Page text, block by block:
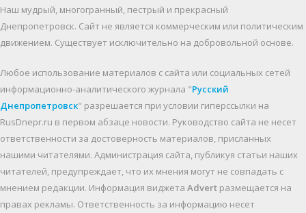
Наш мудрый, многогранный, пестрый и прекрасный
Днепропетровск. Cайт не является коммерческим или политическим
движением. Существует исключительно на добровольной основе.
Любое использование материалов c сайта или социальных сетей
информационно-аналитического журнала "Русский
Днепропетровск" разрешается при условии гиперссылки на
RusDnepr.ru в первом абзаце новости. Руководство сайта не несет
ответственности за достоверность материалов, присланных
нашими читателями. Администрация сайта, публикуя статьи наших
читателей, предупреждает, что их мнения могут не совпадать с
мнением редакции. Информация виджета Advert размещается на
правах рекламы. Ответственность за информацию несет